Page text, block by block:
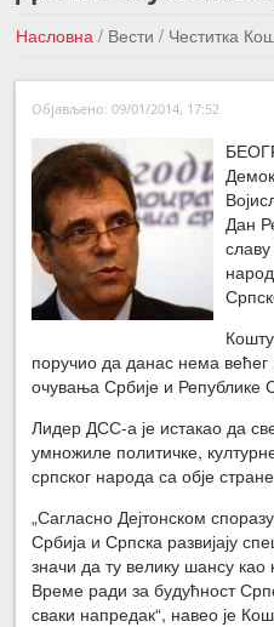
Насловна / Вести/ Честитка
Републике Српске
Објављено: 09/01/2014, 17:52
Дан
поручио да данас нема
очувања Србије и Републике
Лидер ДСС-а је истакао да
умножиле политичке,
српског народа са обје
„Сагласно Дејтонском
Србија и Српска развијају
значи да ту велику шансу
Време ради за будућност
сваки напредак“, навео је